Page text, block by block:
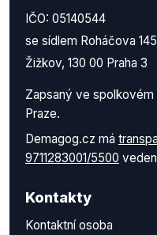
IČO: 05140544
se sídlem Roháčova
Žižkov, 130 00 Praha 3
Zapsaný ve
Praze.
Demagog.cz má
9711283001/5500
Kontakty
Kontaktní osoba